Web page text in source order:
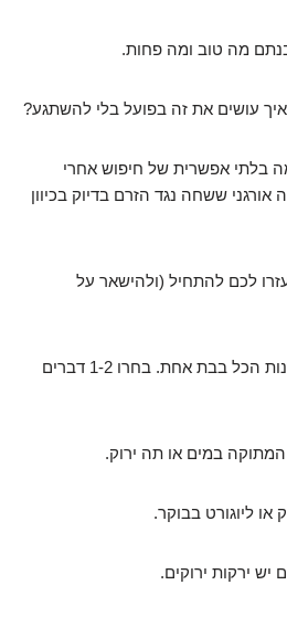
מה טוב ומה פחות.
עושים את זה בפועל בלי להשתגע?
בלתי אפשרית של חיפוש אחרי
אורגני ששחה נגד הזרם בדיוק בכיוון
לכם להתחיל (ולהישאר על
אל תנסו לשנות הכל בבת אחת. בחרו 1-2 דברים
במים או תה ירוק.
או ליוגורט בבוקר.
יש ירקות ירוקים.